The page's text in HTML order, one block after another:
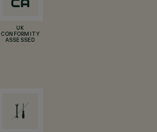
UK
CONFORMITY
ASSESSED